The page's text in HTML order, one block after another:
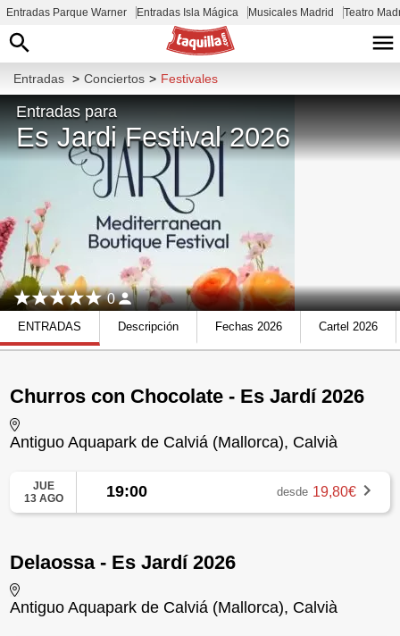
Entradas Parque Warner Entradas Isla Mágica Musicales Madrid Teatro
Entradas > Conciertos > Festivales
Entradas para
Es Jardi Festival 2026
0
ENTRADAS Descripción Fechas 2026 Cartel 2026
Churros con Chocolate - Es Jardí 2026
Antiguo Aquapark de Calviá (Mallorca), Calvià
JUE
13 AGO
19:00 desde 19,80€
Delaossa - Es Jardí 2026
Antiguo Aquapark de Calviá (Mallorca), Calvià